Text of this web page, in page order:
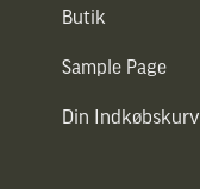
Butik
Sample Page
Din Indkøbskurv